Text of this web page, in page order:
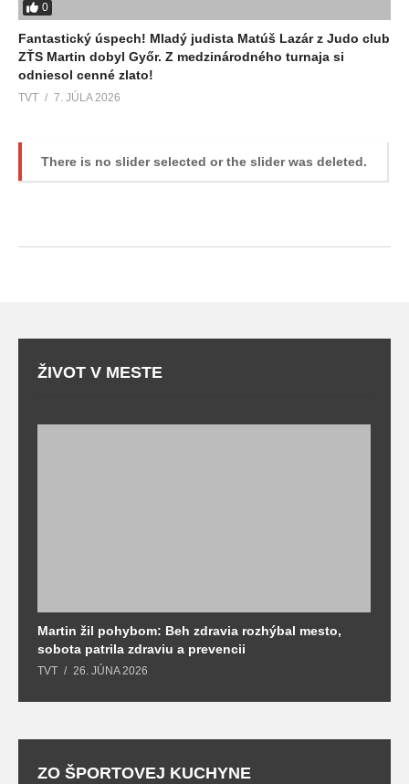
0
Fantastický úspech! Mladý judista Matúš Lazár z Judo club
ZŤS Martin dobyl Győr. Z medzinárodného turnaja si
odniesol cenné zlato!
TVT 7. JÚLA 2026
There is no slider selected or the slider was deleted.
ŽIVOT V MESTE
Martin žil pohybom: Beh zdravia rozhýbal mesto,
sobota patrila zdraviu a prevencii
TVT 26. JÚNA 2026
ZO ŠPORTOVEJ KUCHYNE